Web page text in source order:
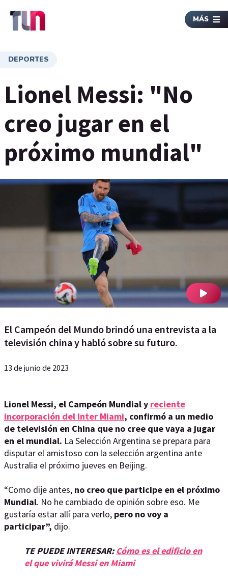
MÁS
DEPORTES
Lionel Messi: "No
creo jugar en el
próximo mundial"
El Campeón del Mundo brindó una entrevista a la
televisión china y habló sobre su futuro.
13 de junio de 2023
Lionel Messi, el Campeón Mundial y reciente
incorporación del Inter Miami, confirmó a un medio
de televisión en China que no cree que vaya a jugar
en el mundial. La Selección Argentina se prepara para
disputar el amistoso con la selección argentina ante
Australia el próximo jueves en Beijing.
“Como dije antes, no creo que participe en el próximo
Mundial. No he cambiado de opinión sobre eso. Me
gustaría estar allí para verlo, pero no voy a
participar”, dijo.
TE PUEDE INTERESAR:Cómo es el edificio en
el que vivirá Messi en Miami